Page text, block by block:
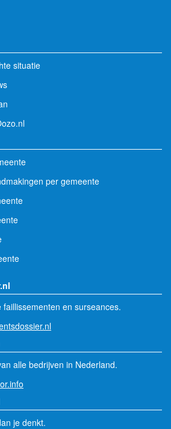
situatie
per gemeente
en surseances.
alle bedrijven in Nederland.
je denkt.